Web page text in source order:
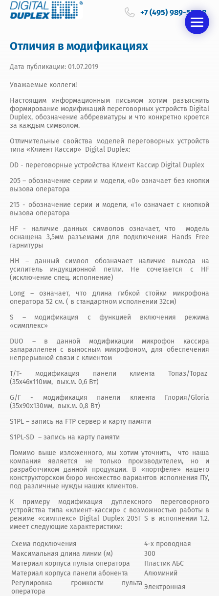
+7 (495) 989-57-68
Отличия в модификациях
Дата публикации: 01.07.2019
Уважаемые коллеги!
Настоящим информационным письмом хотим разъяснить
формирование модификаций переговорных устройств Digital
Duplex, обозначение аббревиатуры и что конкретно кроется
за каждым символом.
Отличительные свойства моделей переговорных устройств
типа «Клиент Кассир» Digital Duplex:
DD - переговорные устройства Клиент Кассир Digital Duplex
205 – обозначение серии и модели, «0» означает без кнопки
вызова оператора
215 - обозначение серии и модели, «1» означает с кнопкой
вызова оператора
HF - наличие данных символов означает, что модель
оснащена 3,5мм разъемами для подключения Hands Free
гарнитуры
НН – данный символ обозначает наличие выхода на
усилитель индукционной петли. Не сочетается с HF
(исключение спец. исполнение)
Long – означает, что длина гибкой стойки микрофона
оператора 52 см. ( в стандартном исполнении 32см)
S – модификация с функцией включения режима
«симплекс»
DUO – в данной модификации микрофон кассира
запараллелен с выносным микрофоном, для обеспечения
непрерывной связи с клиентом
Т/T- модификация панели клиента Топаз/Topaz
(35х46х110мм, вых.м. 0,6 Вт)
G/Г - модификация панели клиента Глория/Gloria
(35х90х130мм, вых.м. 0,8 Вт)
S1PL – запись на FTP сервер и карту памяти
S1PL-SD – запись на карту памяти
Помимо выше изложенного, мы хотим уточнить, что наша
компания является не только производителем, но и
разработчиком данной продукции. В «портфеле» нашего
конструкторском бюро множество вариантов исполнения ПУ,
под различные нужды наших клиентов.
К примеру модификация дуплексного переговорного
устройства типа «клиент-кассир» с возможностью работы в
режиме «симплекс» Digital Duplex 205T S в исполнении 1.2.
имеет следующие характеристики:
Схема подключения
4-х проводная
Максимальная длина линии (м)
300
Материал корпуса пульта оператора
Пластик АБС
Материал корпуса панели абонента
Алюминий
Регулировка громкости пульта
оператора
Электронная